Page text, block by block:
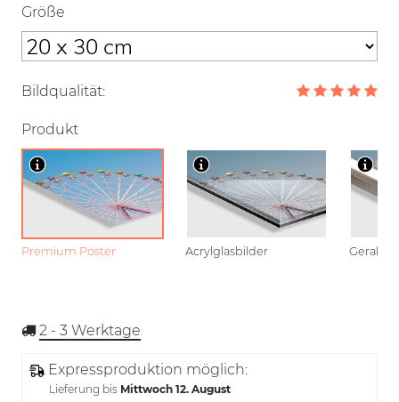
Größe
Bildqualität:
Produkt
Premium Poster Acrylglasbilder
2 - 3 Werktage
Expressproduktion möglich:
Lieferung bis Mittwoch 12. August